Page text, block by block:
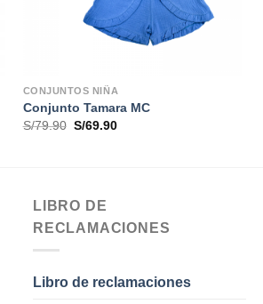
CONJUNTOS NIÑA
Conjunto Tamara MC
S/79.90 El
S/69.90El
LIBRO DE
RECLAMACIONES
Libro de reclamaciones